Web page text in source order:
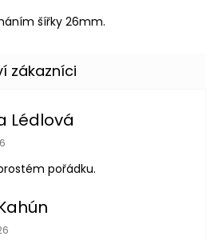
šířky 26mm.
Lédlová
obchodu je 5 z 5 hvězdiček.
pořádku.
obchodu je 5 z 5 hvězdiček.